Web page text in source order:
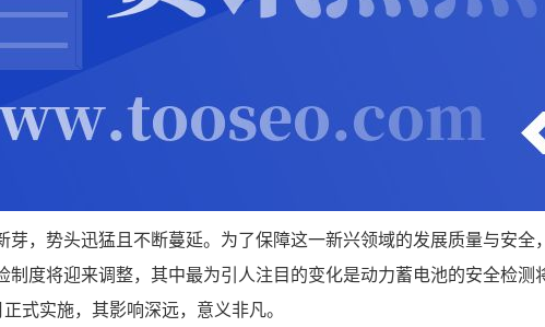
芽，势头迅猛且不断蔓延。为了保障这一新兴领域的发展质量与安全
制度将迎来调整，其中最为引人注目的变化是动力蓄电池的安全检测
式实施，其影响深远，意义非凡。